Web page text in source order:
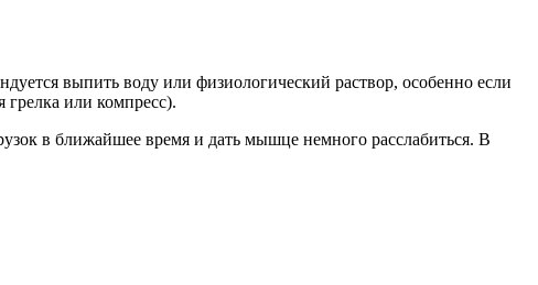
выпить воду или физиологический раствор, особенно если
или компресс).
в ближайшее время и дать мышце немного расслабиться. В